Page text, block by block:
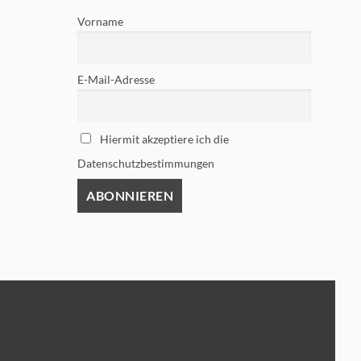
Vorname
E-Mail-Adresse
Hiermit akzeptiere ich die
Datenschutzbestimmungen